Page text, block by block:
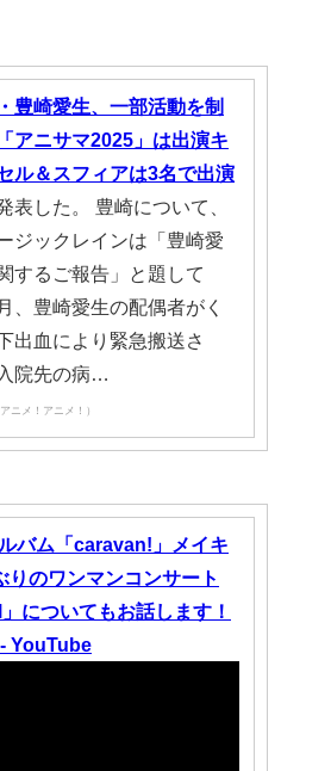
豊崎愛生、一部活動を制
アニサマ2025」は出演キ
ル＆スフィアは3名で出演
表した。 豊崎について、
ジックレインは「豊崎愛
するご報告」と題して
、豊崎愛生の配偶者がく
出血により緊急搬送さ
院先の病…
アニメ！アニメ！）
バム「caravan!」メイキ
りのワンマンコンサート
についてもお話します！
- YouTube